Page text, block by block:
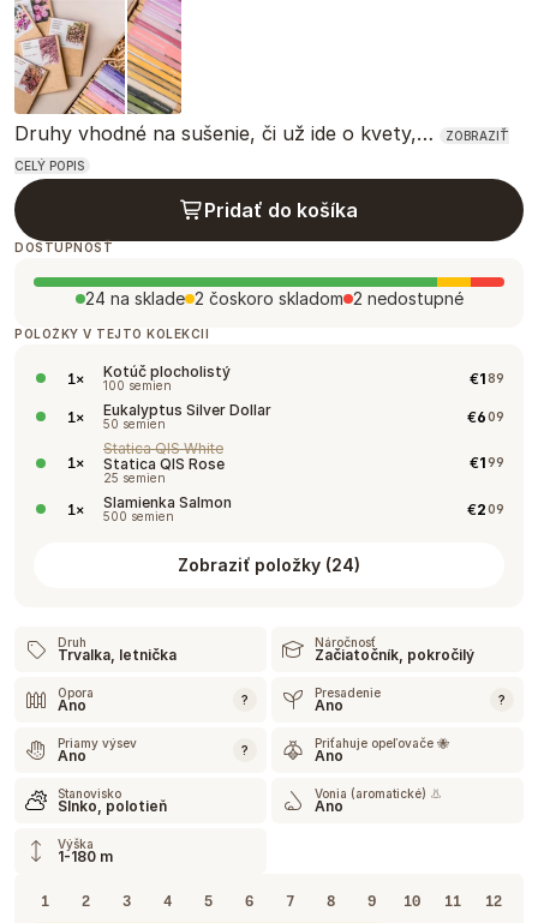
Druhy vhodné na sušenie, či už ide o kvety,… ZOBRAZIŤ
CELÝ POPIS
Pridať do košíka
DOSTUPNOSŤ
24 na sklade 2 čoskoro skladom 2 nedostupné
POLOŽKY V TEJTO KOLEKCII
1× Kotúč plocholistý
100 semien €189
1× Eukalyptus Silver Dollar
50 semien €609
1×
Statica QIS White
Statica QIS Rose
25 semien
€199
1× Slamienka Salmon
500 semien €209
Zobraziť položky (24)
Druh
Trvalka, letnička
Náročnosť
Začiatočník, pokročilý
Opora
Ano ? Presadenie
Ano ?
Priamy výsev
Ano ? Priťahuje opeľovače 🐝
Ano
Stanovisko
Slnko, polotieň
Vonia (aromatické) 👃
Ano
Výška
1-180 m
1 2 3 4 5 6 7 8 9 10 11 12